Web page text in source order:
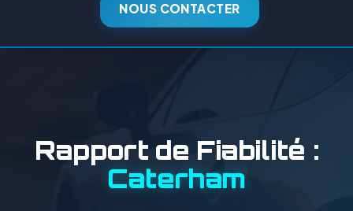
NOUS CONTACTER
Rapport de Fiabilité :
Caterham